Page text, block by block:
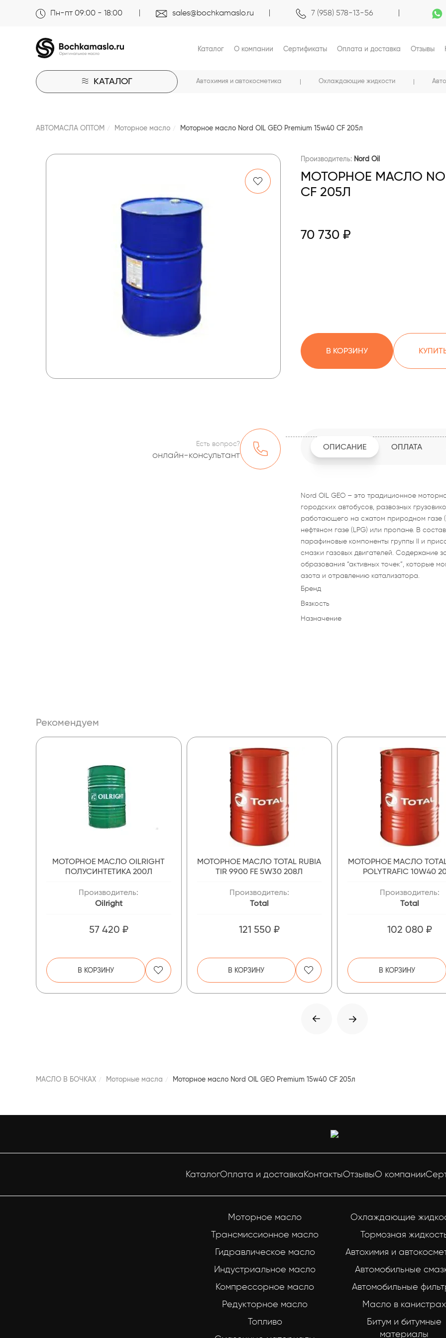
Пн-пт 09:00 - 18:00 sales@bochkamaslo.ru 7 (958) 578-13-56
Каталог О компании Сертификаты Оплата и доставка Отзывы
КАТАЛОГ Автохимия и автокосметика Охлаждающие жидкости
АВТОМАСЛА ОПТОМ Моторное масло Моторное масло Nord OIL GEO Premium 15w40 CF 205л
Производитель: Nord Oil
МОТОРНОЕ МАСЛО
CF 205Л
70 730 ₽
В КОРЗИНУ
Есть вопрос?
онлайн-консультант
ОПИСАНИЕ ОПЛАТА
Nord OIL GEO – это традиционное
городских автобусов, развозных
работающего на сжатом природном газе
нефтяном газе (LPG) или пропане. В
парафиновые компоненты группы II и
смазки газовых двигателей. Содержание
образования “активных точек”, которые
азота и отравлению катализатора.
Бренд
Вязкость
Назначение
Рекомендуем
МОТОРНОЕ МАСЛО OILRIGHT
ПОЛУСИНТЕТИКА 200Л
Производитель:
Oilright
57 420 ₽
В КОРЗИНУ
МОТОРНОЕ МАСЛО TOTAL RUBIA
TIR 9900 FE 5W30 208Л
Производитель:
Total
121 550 ₽
В КОРЗИНУ
МОТОРНОЕ МАСЛО TOTAL
POLYTRAFIC 10W40
Производитель:
Total
102 080 ₽
В КОРЗИНУ
МАСЛО В БОЧКАХ Моторные масла Моторное масло Nord OIL GEO Premium 15w40 CF 205л
КаталогОплата и доставкаКонтактыОтзывыО компании
Моторное масло
Трансмиссионное масло
Гидравлическое масло
Индустриальное масло
Компрессорное масло
Редукторное масло
Топливо
Охлаждающие
Тормозная
Автохимия и
Автомобильные
Автомобильные
Масло в канистрах
Битум и битумные
материалы